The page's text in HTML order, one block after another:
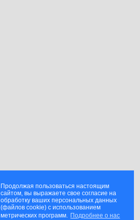
Продолжая пользоваться настоящим
сайтом, вы выражаете свое согласие на
обработку ваших персональных данных
(файлов cookie) с использованием
метрических программ. Подробнее о нас